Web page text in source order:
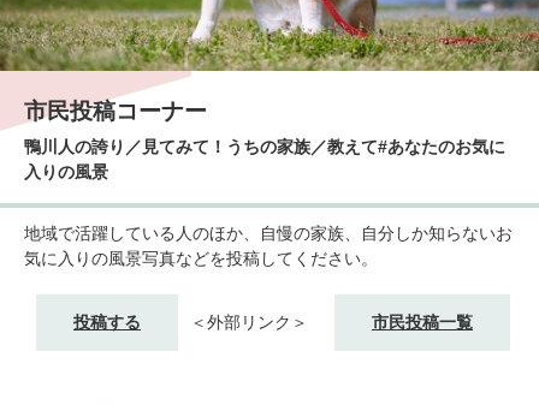
市民投稿コーナー
鴨川人の誇り／見てみて！うちの家族／教えて#あなたのお気に
入りの風景
地域で活躍している人のほか、自慢の家族、自分しか知らないお
気に入りの風景写真などを投稿してください。
投稿する ＜外部リンク＞ 市民投稿一覧